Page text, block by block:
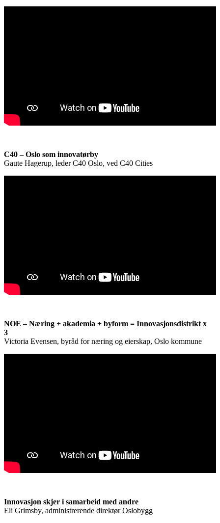
C40 – Oslo som innovatørby
Gaute Hagerup, leder C40 Oslo, ved C40 Cities
NOE – Næring + akademia + byform = Innovasjonsdistrikt x
3
Victoria Evensen, byråd for næring og eierskap, Oslo kommune
Innovasjon skjer i samarbeid med andre
Eli Grimsby, administrerende direktør Oslobygg